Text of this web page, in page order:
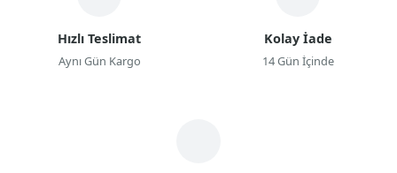
Hızlı Teslimat
Aynı Gün Kargo
Kolay İade
14 Gün İçinde